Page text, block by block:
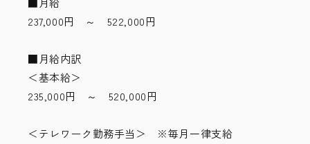
237,000円 ～ 522,000円
■月給内訳
＜基本給＞
235,000円 ～ 520,000円
＜テレワーク勤務手当＞ ※毎月一律支給